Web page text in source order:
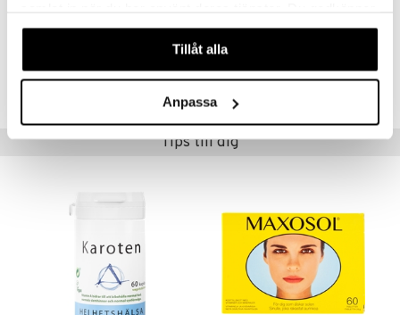
våra cookies vid fortsatt användande av vår webbplats.
Tillåt alla
Anpassa
Lägsta pris senaste 30 dagarna: 125 kr
Tips till dig